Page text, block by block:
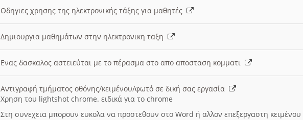
Οδηγιες χρησης της ηλεκτρονικής τάξης για μαθητές
Δημιουργια μαθημάτων στην ηλεκτρονικη ταξη
Ενας δασκαλος αστειεύται με το πέρασμα στο απο αποσταση κομματι
Αντιγραφή τμήματος οθόνης/κειμένου/φωτό σε δική σας εργασία
Χρηση του lightshot chrome. ειδικά για το chrome
Στη συνεχεια μπορουν ευκολα να προστεθουν στο Word ή αλλον επεξεργαστη κειμένου